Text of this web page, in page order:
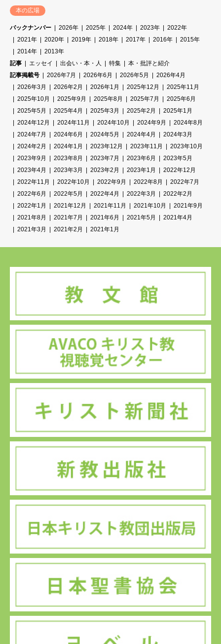
本の広場
バックナンバー 2026年 2025年 2024年 2023年
2022年
2021年
2020年 2019年 2018年 2017年 2016年
2015年
2014年
2013年
記事
エッセイ 出会い・本・人 特集
本・批評と紹介
記事掲載号
2026年7月 2026年6月 2026年5月
2026年4月
2026年3月
2026年2月 2026年1月 2025年12月
2025年11月
2025年10月
2025年9月 2025年8月 2025年7月
2025年6月
2025年5月
2025年4月 2025年3月 2025年2月
2025年1月
2024年12月
2024年11月 2024年10月 2024年9月
2024年8月
2024年7月
2024年6月 2024年5月 2024年4月
2024年3月
2024年2月
2024年1月 2023年12月 2023年11月
2023年10月
2023年9月
2023年8月 2023年7月 2023年6月
2023年5月
2023年4月
2023年3月 2023年2月 2023年1月
2022年12月
2022年11月
2022年10月 2022年9月 2022年8月
2022年7月
2022年6月
2022年5月 2022年4月 2022年3月
2022年2月
2022年1月
2021年12月 2021年11月 2021年10月
2021年9月
2021年8月
2021年7月 2021年6月 2021年5月
2021年4月
2021年3月
2021年2月 2021年1月